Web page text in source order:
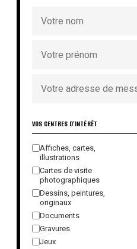
VOS CENTRES D'INTÉRÊT
Affiches, cartes,
illustrations
Cartes de visite
photographiques
Dessins, peintures,
originaux
Documents
Gravures
Jeux